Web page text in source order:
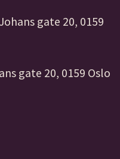
gate 20, 0159
gate 20, 0159 Oslo